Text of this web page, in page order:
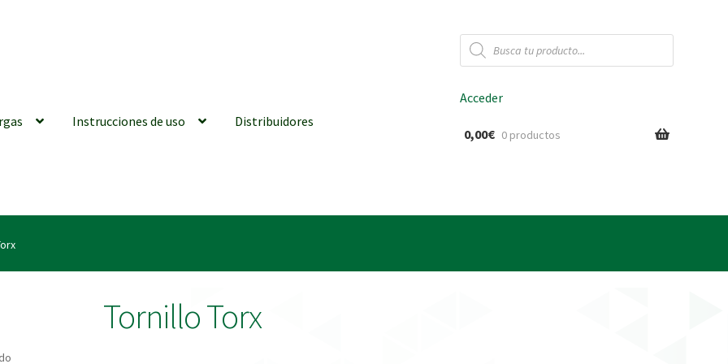
Búsqueda
de
productos
Instrucciones de uso Distribuidores
generales
| Tienda Online!
Acceder
0,00€ 0 productos
Tornillo Torx